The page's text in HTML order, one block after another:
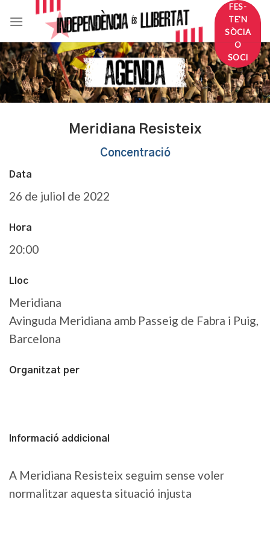
FES-
TE'N
SÒCIA
O
SOCI
Meridiana Resisteix
Concentració
Data
26 de juliol de 2022
Hora
20:00
Lloc
Meridiana
Avinguda Meridiana amb Passeig de Fabra i Puig,
Barcelona
Organitzat per
Informació addicional
A Meridiana Resisteix seguim sense voler
normalitzar aquesta situació injusta